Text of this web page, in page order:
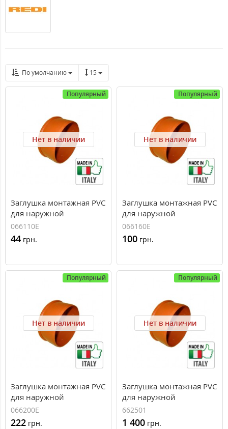
По умолчанию 15
Популярный
Нет в наличии
Заглушка монтажная PVC
для наружной
канализации Redi O110
066110E
44 грн.
Популярный
Нет в наличии
Заглушка монтажная PVC
для наружной
канализации Redi O160
066160E
100 грн.
Популярный
Нет в наличии
Заглушка монтажная PVC
для наружной
канализации Redi O200
066200E
222 грн.
Популярный
Нет в наличии
Заглушка монтажная PVC
для наружной
канализации Redi O250
662501
1 400 грн.